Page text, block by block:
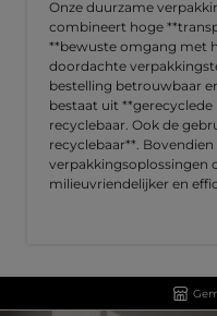
Onze duurzame
combineert hoge
**bewuste omgang met
doordachte
bestelling betrouwbaar
bestaat uit
recyclebaar. Ook de
recyclebaar**.
verpakkingsoplossingen
milieuvriendelijker en